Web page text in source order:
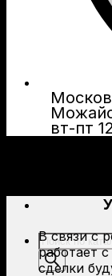
вт-пт
Поиск
товаров
В связи с
работает
сделки